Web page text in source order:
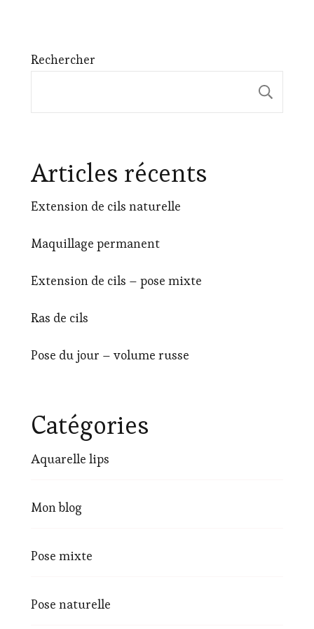
Rechercher
Articles récents
Extension de cils naturelle
Maquillage permanent
Extension de cils – pose mixte
Ras de cils
Pose du jour – volume russe
Catégories
Aquarelle lips
Mon blog
Pose mixte
Pose naturelle